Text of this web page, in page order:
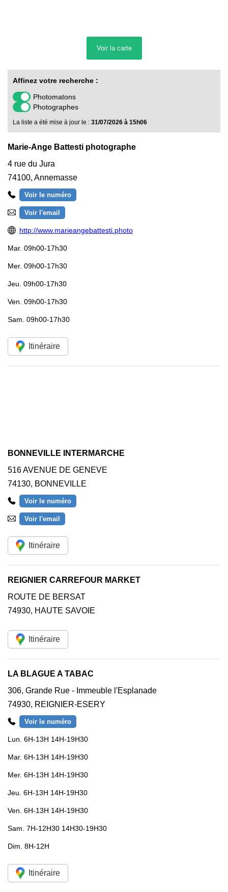
Voir la carte
Affinez votre recherche :
Photomatons
Photographes
La liste a été mise à jour le : 31/07/2026 à 15h06
Marie-Ange Battesti photographe
4 rue du Jura
74100, Annemasse
Voir le numéro
Voir l'email
http://www.marieangebattesti.photo
Mar. 09h00-17h30
Mer. 09h00-17h30
Jeu. 09h00-17h30
Ven. 09h00-17h30
Sam. 09h00-17h30
Itinéraire
BONNEVILLE INTERMARCHE
516 AVENUE DE GENEVE
74130, BONNEVILLE
Voir le numéro
Voir l'email
Itinéraire
REIGNIER CARREFOUR MARKET
ROUTE DE BERSAT
74930, HAUTE SAVOIE
Itinéraire
LA BLAGUE A TABAC
306, Grande Rue - Immeuble l'Esplanade
74930, REIGNIER-ESERY
Voir le numéro
Lun. 6H-13H 14H-19H30
Mar. 6H-13H 14H-19H30
Mer. 6H-13H 14H-19H30
Jeu. 6H-13H 14H-19H30
Ven. 6H-13H 14H-19H30
Sam. 7H-12H30 14H30-19H30
Dim. 8H-12H
Itinéraire